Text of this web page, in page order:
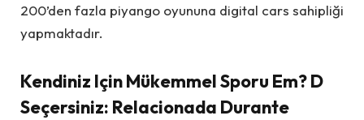
200’den fazla piyango oyununa digital cars sahipliği
yapmaktadır.
Kendiniz Için Mükemmel Sporu Em? D
Seçersiniz: Relacionada Durante